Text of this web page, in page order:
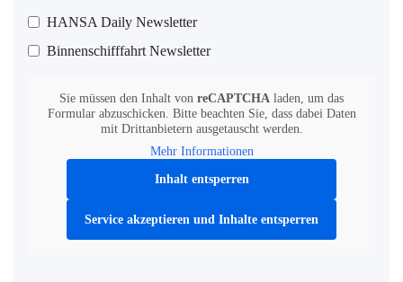
HANSA Daily Newsletter
Binnenschifffahrt Newsletter
Sie müssen den Inhalt von reCAPTCHA laden, um das
Formular abzuschicken. Bitte beachten Sie, dass dabei Daten
mit Drittanbietern ausgetauscht werden.
Mehr Informationen
Inhalt entsperren
Service akzeptieren und Inhalte entsperren